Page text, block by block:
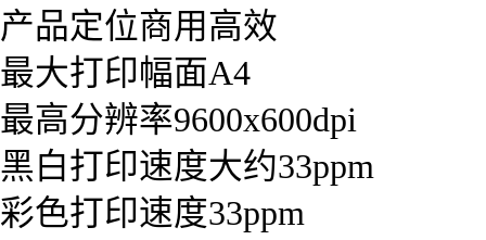
产品定位商用高效
最大打印幅面A4
最高分辨率9600x600dpi
黑白打印速度大约33ppm
彩色打印速度33ppm